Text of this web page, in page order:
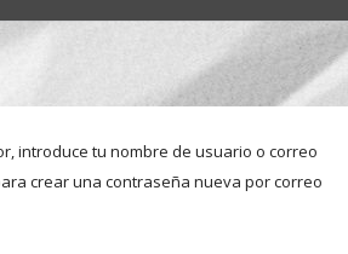
introduce tu nombre de usuario o correo
crear una contraseña nueva por correo